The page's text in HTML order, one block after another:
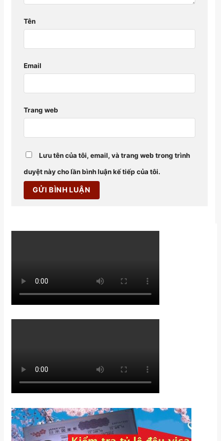
Tên
Email
Trang web
Lưu tên của tôi, email, và trang web trong trình
duyệt này cho lần bình luận kế tiếp của tôi.